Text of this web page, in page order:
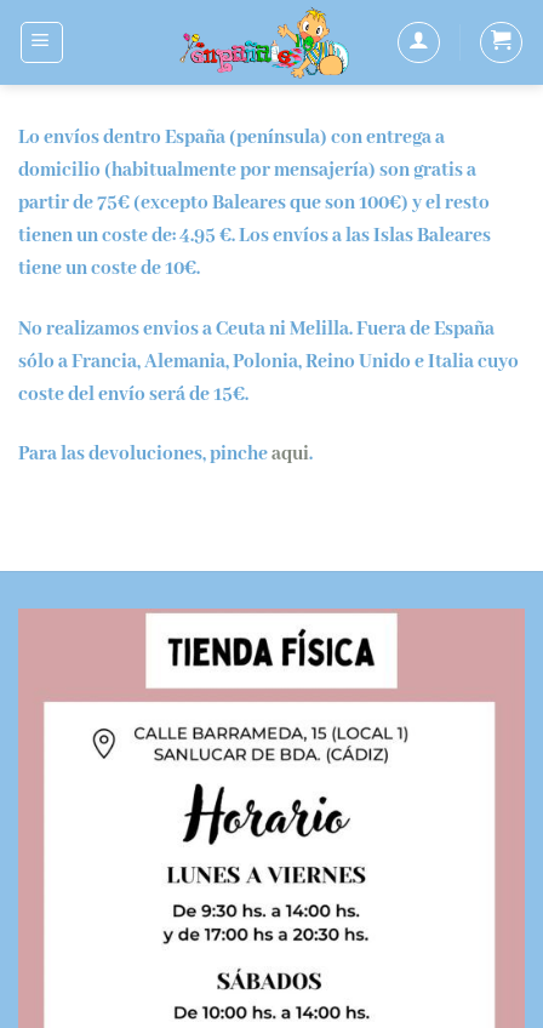
contenido
Lo envíos dentro España (península) conentrega a
domicilio (habitualmente por mensajería) songratis a
partir de 75€ (excepto Baleares que son 100€)y el resto
tienen un coste de:4.95 €. Los envíos a las Islas Baleares
tiene un coste de10€.
No realizamos envios a Ceuta ni Melilla.Fuera de España
sólo a Francia, Alemania, Polonia, Reino Unido e Italia cuyo
coste del envío será de 15€.
Para las devoluciones, pincheaqui.